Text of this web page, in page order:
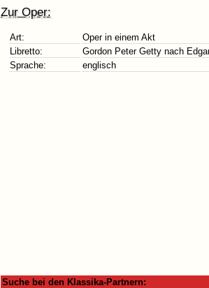
Zur Oper:
Art:
Oper in einem Akt
Libretto:
Gordon Peter Getty nach
Sprache:
englisch
Suche bei den Klassika-Partnern: